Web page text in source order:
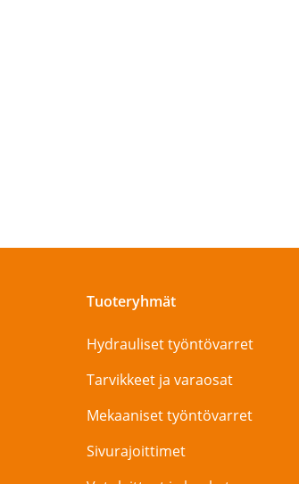
Tuoteryhmät
Hydrauliset työntövarret
Tarvikkeet ja varaosat
Mekaaniset työntövarret
Sivurajoittimet